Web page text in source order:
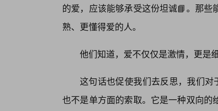
的爱，应该能够承受这份坦诚📘。那
熟、更懂得爱的人。
他们知道，爱不仅仅是激情，更是
这句话也促使我们去反思，我们对
也不是单方面的索取。它是一种双向